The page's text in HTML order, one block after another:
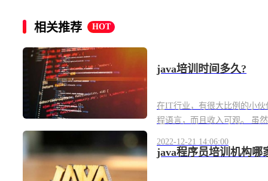
相关推荐 HOT
java培训时间多久?
在IT行业，有很大比例的小伙
程语言，而且收入可观。 虽
2022-12-21 14:06:00
java程序员培训机构哪